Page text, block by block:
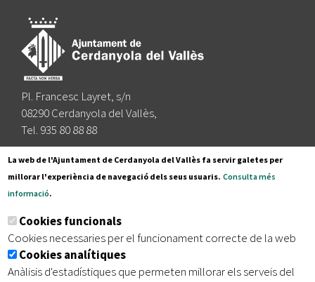
Pl. Francesc Layret, s/n
08290 Cerdanyola del Vallès,
Tel. 935 80 88 88
Segueix-nos a:
Subscriu-te al nostre butlletí
Inici | Avís legal | Protecció de dades
| Accessibilitat
La web de l'Ajuntament de Cerdanyola del Vallès fa servir galetes per
millorar l'experiència de navegació dels seus usuaris. Consulta més
informació.
Cookies funcionals
Cookies necessaries per el funcionament correcte de la web
Cookies analítiques
Anàlisis d'estadístiques que permeten millorar els serveis del